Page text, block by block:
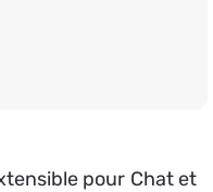
pour Chat et